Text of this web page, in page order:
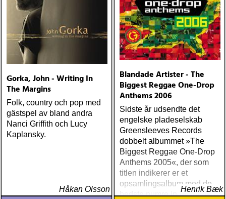
Gorka, John - Writing In
The Margins
Folk, country och pop med
gästspel av bland andra
Nanci Griffith och Lucy
Kaplansky.
Håkan Olsson
Blandade Artister - The
Biggest Reggae One-Drop
Anthems 2006
Sidste år udsendte det
engelske pladeselskab
Greensleeves Records
dobbelt albummet »The
Biggest Reggae One-Drop
Anthems 2005«, der som
titlen indikerer er et
opsamlingsalbum med de
bedste numre indenfor den
Henrik Bæk